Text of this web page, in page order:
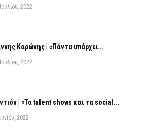
2022
Καρώνης | «Πάντα υπάρχει...
2022
| «Τα talent shows και τα social...
2022